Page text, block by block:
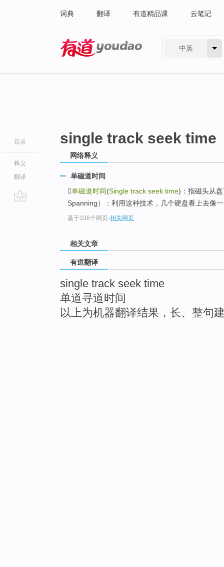
词典 翻译 有道精品课 云笔记
中英
目录
释义
翻译
single track seek time
网络释义
单磁道时间
单磁道时间(Single track seek time)：指磁头从
Spanning）：利用这种技术，几个硬盘看上去像
基于336个网页-相关网页
相关文章
有道翻译
single track seek time
单道寻道时间
以上为机器翻译结果，长、整句